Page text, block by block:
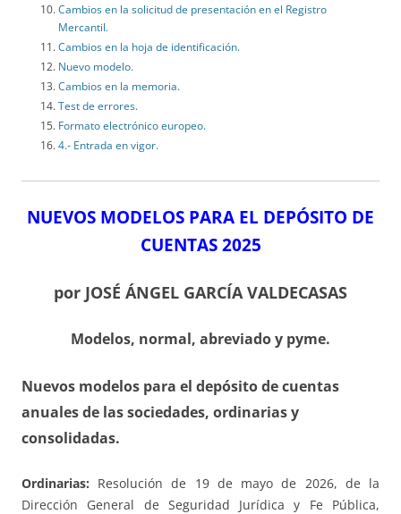
Cambios en la solicitud de presentación en el Registro
Mercantil.
Cambios en la hoja de identificación.
Nuevo modelo.
Cambios en la memoria.
Test de errores.
Formato electrónico europeo.
4.- Entrada en vigor.
NUEVOS MODELOS PARA EL DEPÓSITO DE
CUENTAS 2025
por JOSÉ ÁNGEL GARCÍA VALDECASAS
Modelos, normal, abreviado y pyme.
Nuevos modelos para el depósito de cuentas
anuales de las sociedades, ordinarias y
consolidadas.
Ordinarias: Resolución de 19 de mayo de 2026, de la
Dirección General de Seguridad Jurídica y Fe Pública,